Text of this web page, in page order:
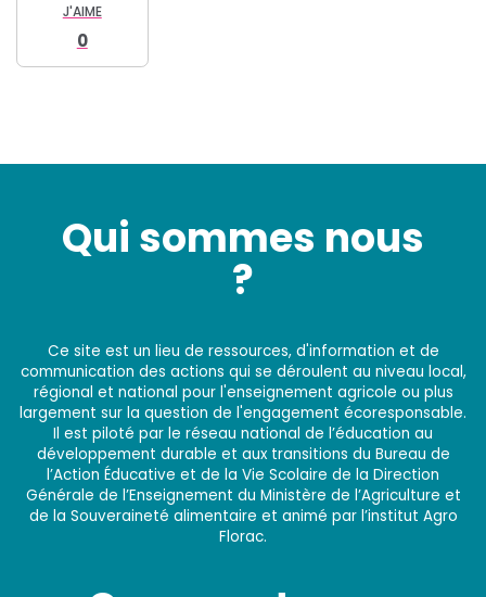
J'AIME
0
Qui sommes nous
?
Ce site est un lieu de ressources, d'information et de
communication des actions qui se déroulent au niveau local,
régional et national pour l'enseignement agricole ou plus
largement sur la question de l'engagement écoresponsable.
Il est piloté par le réseau national de l’éducation au
développement durable et aux transitions du Bureau de
l’Action Éducative et de la Vie Scolaire de la Direction
Générale de l’Enseignement du Ministère de l’Agriculture et
de la Souveraineté alimentaire et animé par l’institut Agro
Florac.